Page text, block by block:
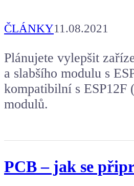
ČLÁNKY11.08.2021
Plánujete vylepšit
a slabšího modulu s
kompatibilní s ESP12F
modulů.
PCB – jak se